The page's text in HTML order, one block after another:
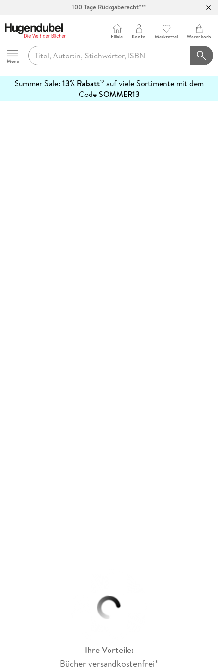
100 Tage Rückgaberecht***
Hugendubel
Menu
Filiale Konto Merkzettel Warenkorb
Summer Sale: 13% Rabatt12auf viele Sortimente mit dem
CodeSOMMER13
erfahren
Ihre Vorteile:
Bücher versandkostenfrei*